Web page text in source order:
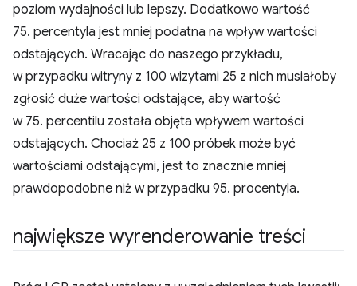
poziom wydajności lub lepszy. Dodatkowo wartość
75. percentyla jest mniej podatna na wpływ wartości
odstających. Wracając do naszego przykładu,
w przypadku witryny z 100 wizytami 25 z nich musiałoby
zgłosić duże wartości odstające, aby wartość
w 75. percentilu została objęta wpływem wartości
odstających. Chociaż 25 z 100 próbek może być
wartościami odstającymi, jest to znacznie mniej
prawdopodobne niż w przypadku 95. procentyla.
największe wyrenderowanie treści